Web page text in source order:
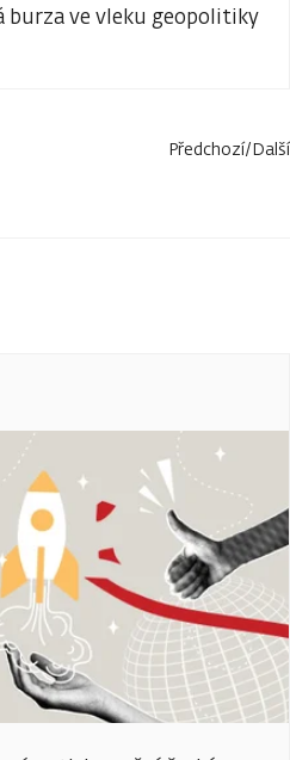
burza ve vleku geopolitiky
Předchozí/Další